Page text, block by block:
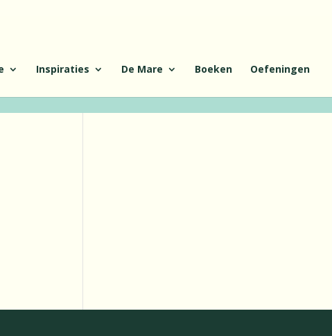
Inspiraties De Mare Boeken Oefeningen